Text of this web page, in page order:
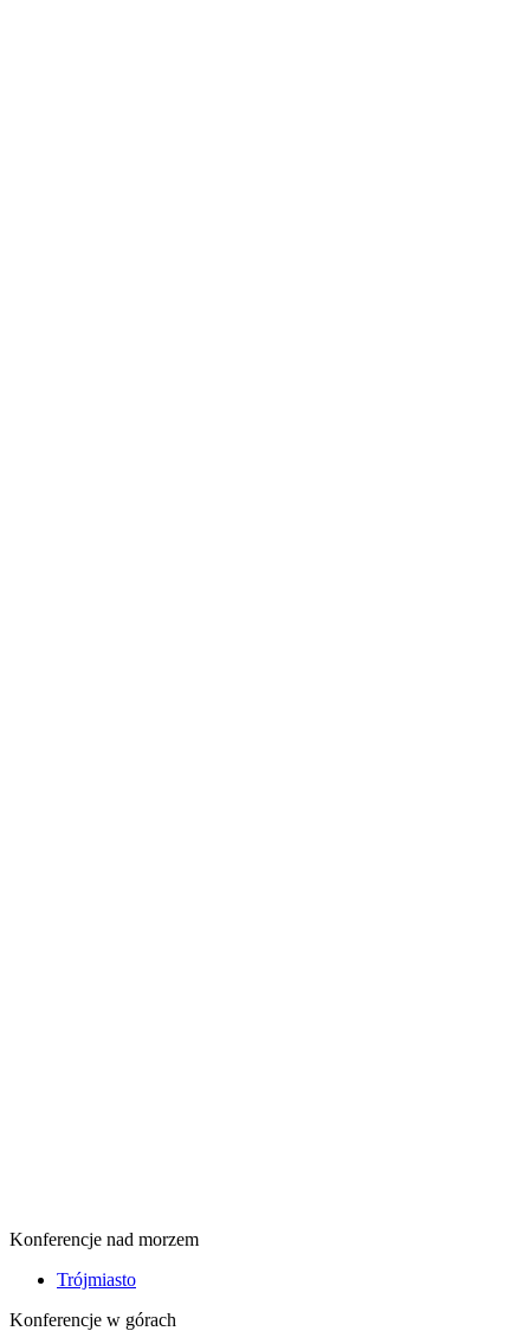
Konferencje nad morzem
Trójmiasto
Konferencje w górach